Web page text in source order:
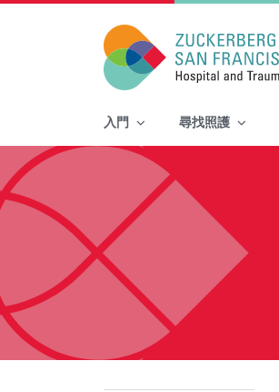
Skip to content
Main Navigation
入門 尋找照護